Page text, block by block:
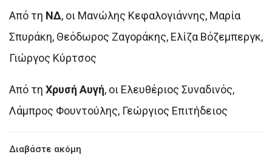
Από τη ΝΔ, οι Μανώλης Κεφαλογιάννης, Μαρία
Σπυράκη, Θεόδωρος Ζαγοράκης, Ελίζα Βόζεμπεργκ,
Γιώργος Κύρτσος
Από τη Χρυσή Αυγή, οι Ελευθέριος Συναδινός,
Λάμπρος Φουντούλης, Γεώργιος Επιτήδειος
Διαβάστε ακόμη